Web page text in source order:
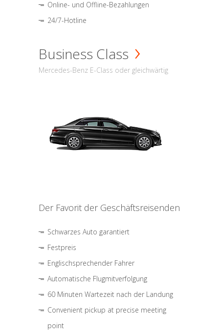
Online- und Offline-Bezahlungen
24/7-Hotline
Business Class
Mercedes-Benz E-Class oder gleichwärtig
Der Favorit der Geschäftsreisenden
Schwarzes Auto garantiert
Festpreis
Englischsprechender Fahrer
Automatische Flugmitverfolgung
60 Minuten Wartezeit nach der Landung
Convenient pickup at precise meeting
point